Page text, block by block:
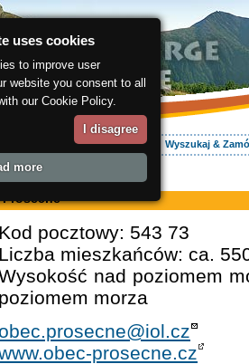
Zakwaterowanie Wyszukaj &
Prosečné
Kod pocztowy: 543 73
Liczba mieszkańców: ca.
nad poziomem
poziomem morza
prosecne.cz
uses cookies
to improve user
website you consent to all
our Cookie Policy.
I disagree
more